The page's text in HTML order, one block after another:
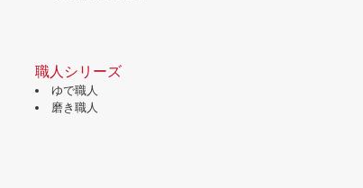
職人シリーズ
ゆで職人
磨き職人